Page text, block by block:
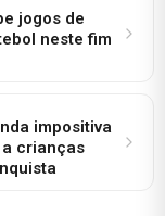
jogos de
neste fim
impositiva
crianças